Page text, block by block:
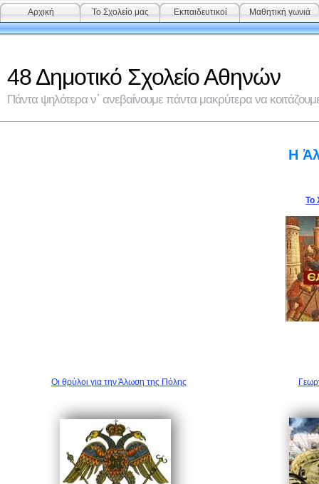
Αρχική Το Σχολείο μας Εκπαιδευτικοί Μαθητική γωνιά
48 Δημοτικό Σχολείο Αθηνών
Πάντα ψηλότερα ν᾽ ανεβαίνουμε πάντα μακρύτερα να
Η
Το
Οι θρύλοι για την Άλωση της Πόλης